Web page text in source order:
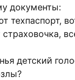
документы:
техпаспорт,
детский